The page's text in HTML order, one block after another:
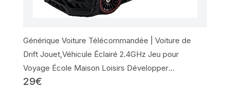
Générique Voiture Télécommandée | Voiture de
Drift Jouet,Véhicule Éclairé 2.4GHz Jeu pour
Voyage École Maison Loisirs Développer
Compétences Coordination Main-Œil 4 5 6 Ans Fille
29€